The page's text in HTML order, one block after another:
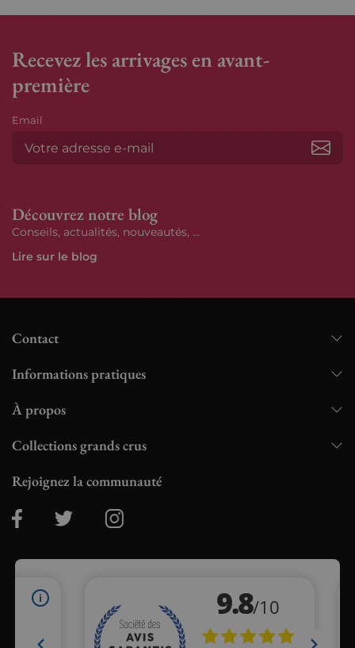
Recevez les arrivages en avant-
première
Email
Découvrez notre blog
Conseils, actualités, nouveautés, ...
Lire sur le blog
Contact
Informations pratiques
À propos
Collections grands crus
Rejoignez la communauté